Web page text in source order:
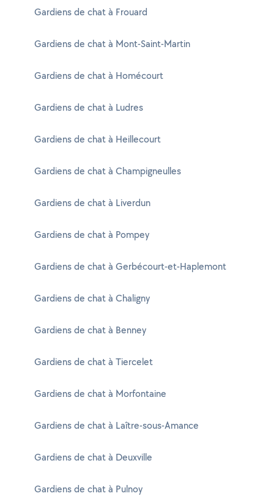
Gardiens de chat à Frouard
Gardiens de chat à Mont-Saint-Martin
Gardiens de chat à Homécourt
Gardiens de chat à Ludres
Gardiens de chat à Heillecourt
Gardiens de chat à Champigneulles
Gardiens de chat à Liverdun
Gardiens de chat à Pompey
Gardiens de chat à Gerbécourt-et-Haplemont
Gardiens de chat à Chaligny
Gardiens de chat à Benney
Gardiens de chat à Tiercelet
Gardiens de chat à Morfontaine
Gardiens de chat à Laître-sous-Amance
Gardiens de chat à Deuxville
Gardiens de chat à Pulnoy